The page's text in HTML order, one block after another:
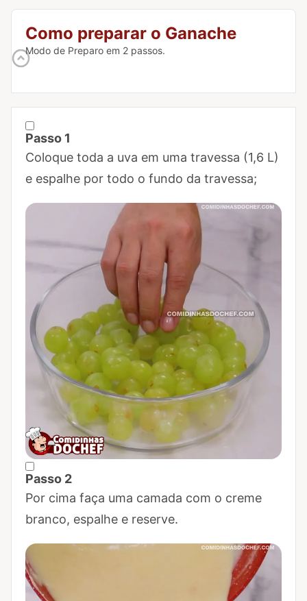
Como preparar o Ganache
Modo de Preparo em 2 passos.
Passo 1
Marcar Passo 1 como concluído
Coloque toda a uva em uma travessa (1,6 L)
e espalhe por todo o fundo da travessa;
Passo 2
Marcar Passo 2 como concluído
Por cima faça uma camada com o creme
branco, espalhe e reserve.